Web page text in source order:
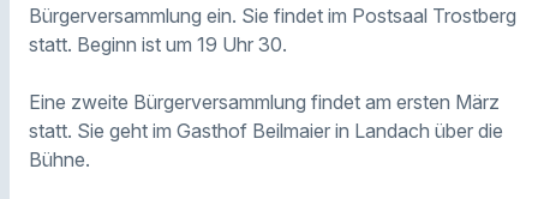
Bürgerversammlung ein. Sie findet im Postsaal Trostberg
statt. Beginn ist um 19 Uhr 30.
Eine zweite Bürgerversammlung findet am ersten März
statt. Sie geht im Gasthof Beilmaier in Landach über die
Bühne.